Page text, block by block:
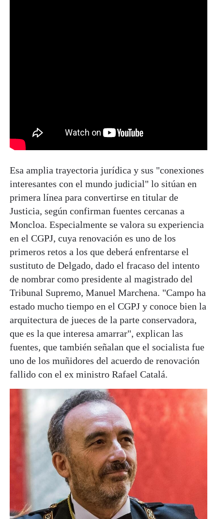
Esa amplia trayectoria jurídica y sus "conexiones
interesantes con el mundo judicial" lo sitúan en
primera línea para convertirse en titular de
Justicia, según confirman fuentes cercanas a
Moncloa. Especialmente se valora su experiencia
en el CGPJ, cuya renovación es uno de los
primeros retos a los que deberá enfrentarse el
sustituto de Delgado, dado el fracaso del intento
de nombrar como presidente al magistrado del
Tribunal Supremo, Manuel Marchena. "Campo ha
estado mucho tiempo en el CGPJ y conoce bien la
arquitectura de jueces de la parte conservadora,
que es la que interesa amarrar", explican las
fuentes, que también señalan que el socialista fue
uno de los muñidores del acuerdo de renovación
fallido con el ex ministro Rafael Catalá.